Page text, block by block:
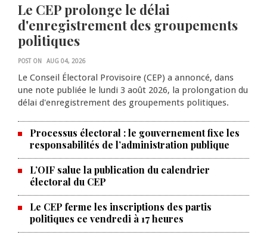
Le CEP prolonge le délai
d'enregistrement des groupements
politiques
POST ON AUG 04, 2026
Le Conseil Électoral Provisoire (CEP) a annoncé, dans
une note publiée le lundi 3 août 2026, la prolongation du
délai d'enregistrement des groupements politiques.
Processus électoral : le gouvernement fixe les
responsabilités de l’administration publique
L’OIF salue la publication du calendrier
électoral du CEP
Le CEP ferme les inscriptions des partis
politiques ce vendredi à 17 heures
La Chambre de commerce et de
l'industrie haïtiano-africaine